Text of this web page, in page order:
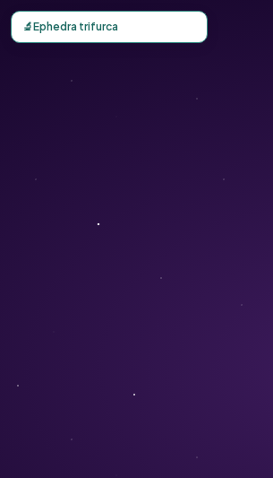
Carte d'observation du Ephedra
🔬Ephedra trifurca